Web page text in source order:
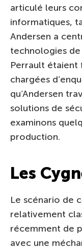
articulé leurs
informatiques,
Andersen a
technologies
Perrault étaient
chargées
qu’Andersen
solutions de
examinons
production.
Les
Le scénario de
relativement
récemment de
avec une